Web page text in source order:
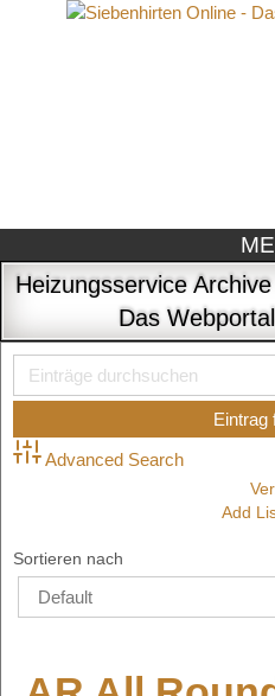
Heizungsservice
Das
Advanced Search
Add
Sortieren nach